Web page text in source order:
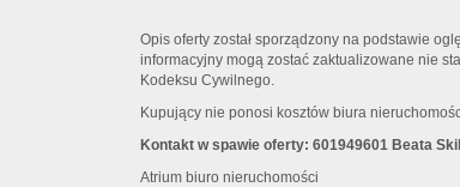
Opis oferty został sporządzony na podstawie
informacyjny mogą zostać zaktualizowane nie
Kodeksu Cywilnego.
Kupujący nie ponosi kosztów biura
Kontakt w spawie oferty: 601949601 Beata
Atrium biuro nieruchomości